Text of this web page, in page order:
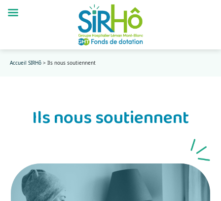
Accueil SIRHô > Ils nous soutiennent
Ils nous soutiennent